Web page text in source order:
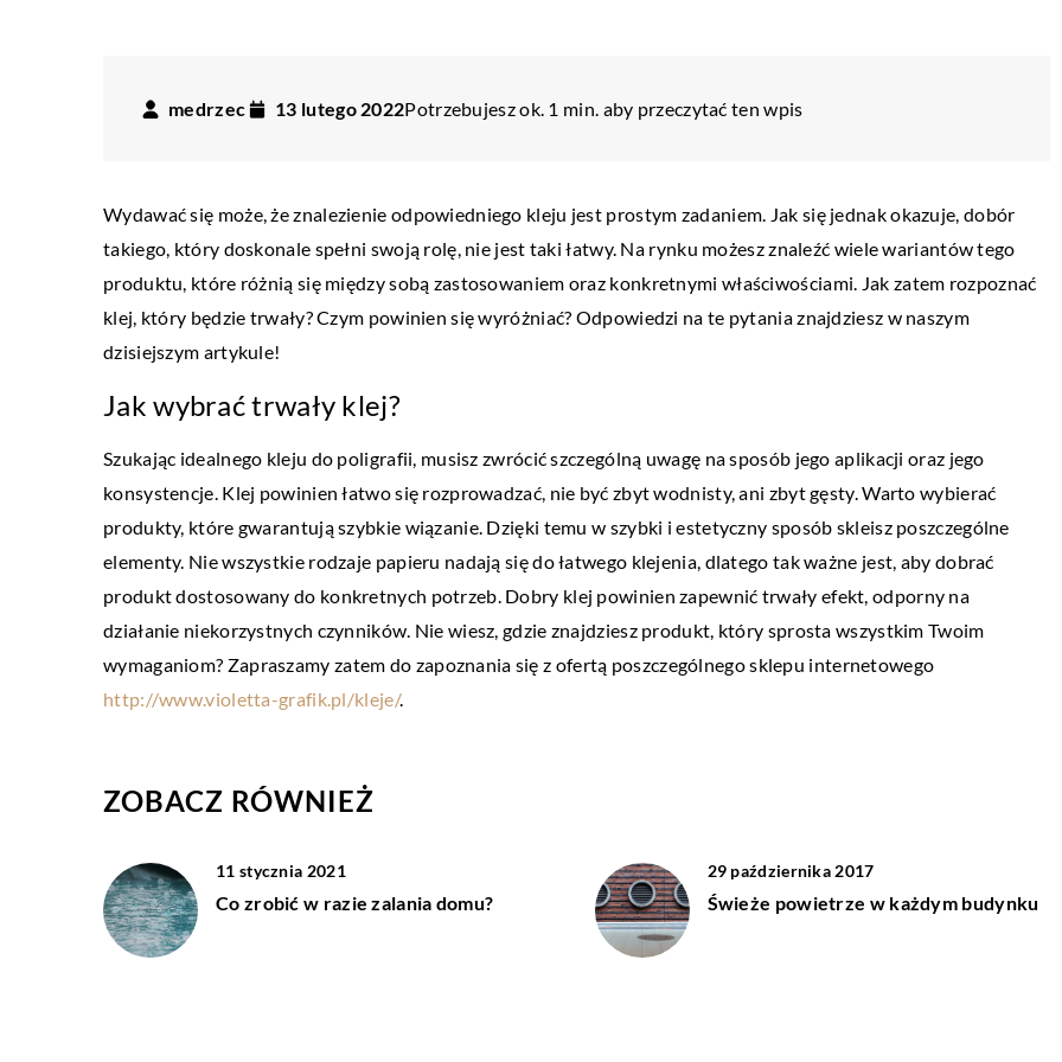
medrzec 13 lutego 2022Potrzebujesz ok. 1 min. aby przeczytać ten wpis
Wydawać się może, że znalezienie odpowiedniego kleju jest prostym zadaniem. Jak się jednak okazuje, dobór
takiego, który doskonale spełni swoją rolę, nie jest taki łatwy. Na rynku możesz znaleźć wiele wariantów tego
produktu, które różnią się między sobą zastosowaniem oraz konkretnymi właściwościami. Jak zatem rozpoznać
klej, który będzie trwały? Czym powinien się wyróżniać? Odpowiedzi na te pytania znajdziesz w naszym
dzisiejszym artykule!
Jak wybrać trwały klej?
Szukając idealnego kleju do poligrafii, musisz zwrócić szczególną uwagę na sposób jego aplikacji oraz jego
konsystencje. Klej powinien łatwo się rozprowadzać, nie być zbyt wodnisty, ani zbyt gęsty. Warto wybierać
produkty, które gwarantują szybkie wiązanie. Dzięki temu w szybki i estetyczny sposób skleisz poszczególne
elementy. Nie wszystkie rodzaje papieru nadają się do łatwego klejenia, dlatego tak ważne jest, aby dobrać
produkt dostosowany do konkretnych potrzeb. Dobry klej powinien zapewnić trwały efekt, odporny na
działanie niekorzystnych czynników. Nie wiesz, gdzie znajdziesz produkt, który sprosta wszystkim Twoim
wymaganiom? Zapraszamy zatem do zapoznania się z ofertą poszczególnego sklepu internetowego
http://www.violetta-grafik.pl/kleje/.
ZOBACZ RÓWNIEŻ
11 stycznia 2021
Co zrobić w razie zalania domu?
29 października 2017
Świeże powietrze w każdym budynku
PRZEMYSŁ I TECHNIKA
27 marca 2020
Jakie są najczęstsze usterki w konsolach?
Poważne błędy sprzętowe pojawiające się w
urządzeniach PlayStation Konsole do gier
cieszą się dużą popularnością wśród graczy.
Niestety urządzenia te […]
PRZEMYSŁ I TECHNIKA
20 kwietnia 2021
W jakim celu przeprowadza się badania
ultradźwiękowe?
W elementach wykonanych z metalu mogą
pojawić się różnego rodzaju niezgodności.